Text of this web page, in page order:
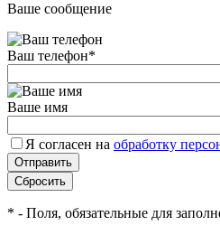
Ваше сообщение
Ваш телефон*
Ваше имя
Я согласен на обработку
* - Поля, обязательные для